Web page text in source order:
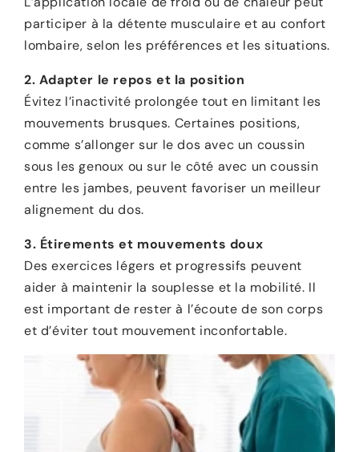
participer à la détente musculaire et au confort
lombaire, selon les préférences et les situations.
2. Adapter le repos et la position
Évitez l’inactivité prolongée tout en limitant les
mouvements brusques. Certaines positions,
comme s’allonger sur le dos avec un coussin
sous les genoux ou sur le côté avec un coussin
entre les jambes, peuvent favoriser un meilleur
alignement du dos.
3. Étirements et mouvements doux
Des exercices légers et progressifs peuvent
aider à maintenir la souplesse et la mobilité. Il
est important de rester à l’écoute de son corps
et d’éviter tout mouvement inconfortable.